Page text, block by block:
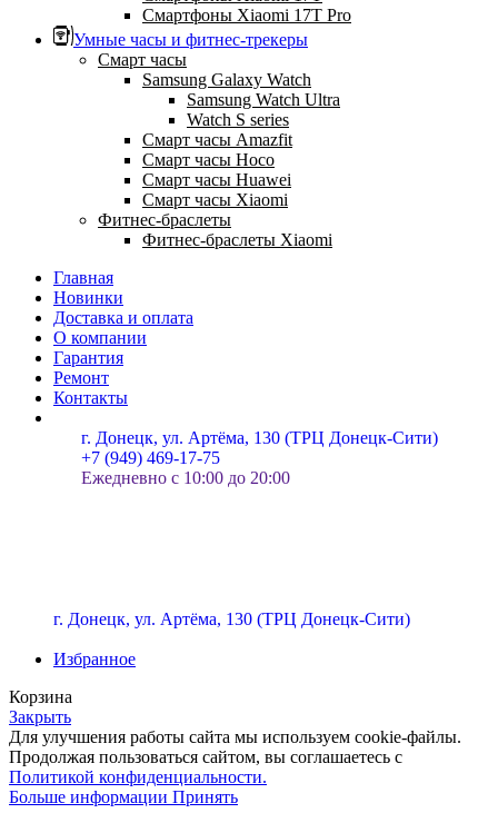
Смартфоны Xiaomi 17Т Pro
Умные часы и фитнес-трекеры
Смарт часы
Samsung Galaxy Watch
Samsung Watch Ultra
Watch S series
Смарт часы Amazfit
Смарт часы Hoco
Смарт часы Huawei
Смарт часы Xiaomi
Фитнес-браслеты
Фитнес-браслеты Xiaomi
Главная
Новинки
Доставка и оплата
О компании
Гарантия
Ремонт
Контакты
г. Донецк, ул. Артёма, 130 (ТРЦ Донецк-Сити)
+7 (949) 469-17-75
Ежедневно с 10:00 до 20:00
г. Донецк, ул. Артёма, 130 (ТРЦ Донецк-Сити)
Избранное
Корзина
Закрыть
Для улучшения работы сайта мы используем cookie-файлы.
Продолжая пользоваться сайтом, вы соглашаетесь с
Политикой конфиденциальности.
Больше информации Принять